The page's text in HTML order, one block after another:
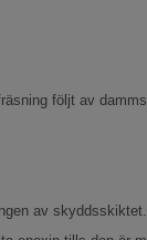
följt av
av skyddsskiktet.